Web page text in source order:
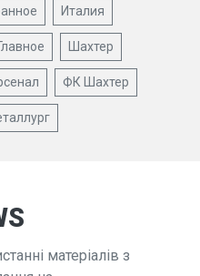
Италия
Шахтер
ФК Шахтер
матеріалів з